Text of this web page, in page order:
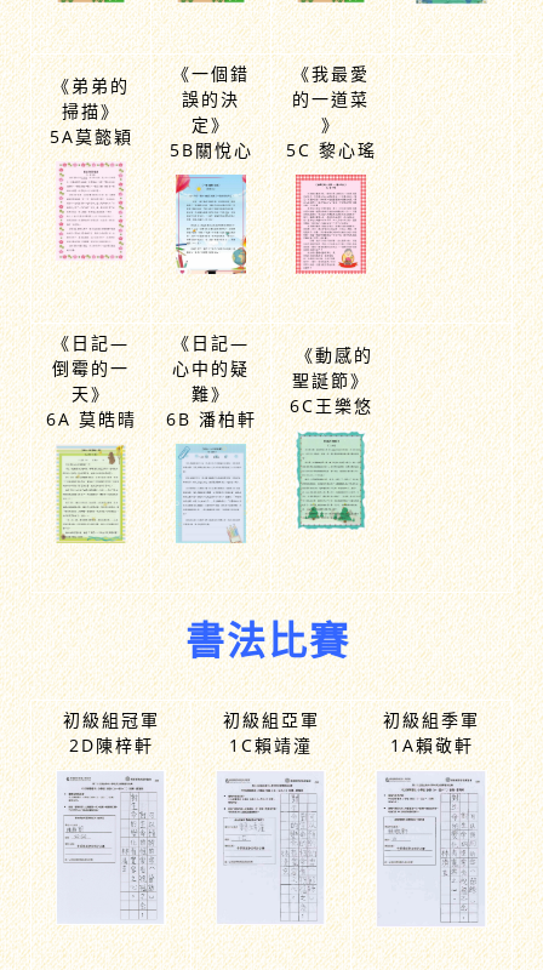
《弟弟的
掃描》
5A莫懿穎
《一個錯
誤的決
定》
5B關悅心
《我最愛
的一道菜
》
5C 黎心瑤
《日記—
倒霉的一
天》
6A 莫皓晴
《日記—
心中的疑
難》
6B 潘柏軒
《動感的
聖誕節》
6C王樂悠
書法比賽
初級組冠軍
2D陳梓軒
初級組亞軍
1C賴靖潼
初級組季軍
1A賴敬軒